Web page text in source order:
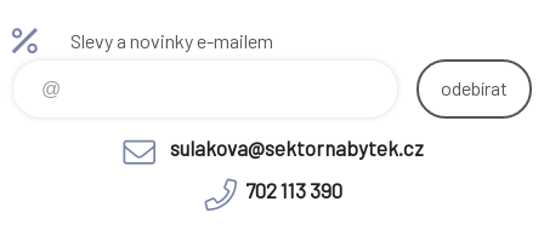
Slevy a novinky e-mailem
odebírat
sulakova@sektornabytek.cz
702 113 390